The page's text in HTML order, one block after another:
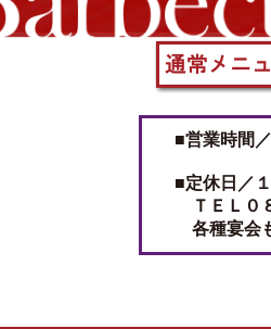
■営業時間
■定休日／
ＴＥＬ０
各種宴会